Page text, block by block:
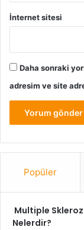
İnternet sitesi
Daha sonraki
adresim ve site
Popüler
Multiple
Nelerdir?